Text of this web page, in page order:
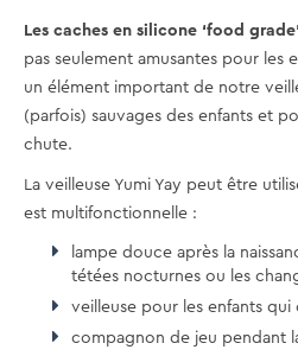
Les caches en silicone ‘food
pas seulement amusantes pour les
un élément important de notre
(parfois) sauvages des enfants et
chute.
La veilleuse Yumi Yay peut être
est multifonctionnelle :
lampe douce après la
tétées nocturnes ou les
veilleuse pour les enfants
compagnon de jeu pendant